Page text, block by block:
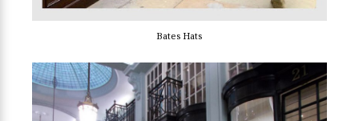
Bates Hats